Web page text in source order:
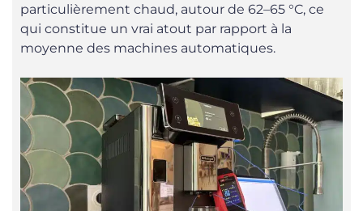
particulièrement chaud, autour de 62–65 °C, ce
qui constitue un vrai atout par rapport à la
moyenne des machines automatiques.